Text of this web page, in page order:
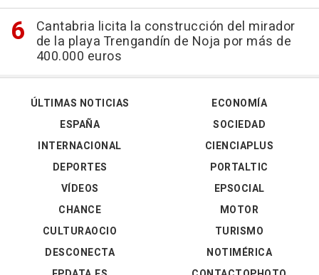
Cantabria licita la construcción del mirador
de la playa Trengandín de Noja por más de
400.000 euros
ÚLTIMAS NOTICIAS
ESPAÑA
INTERNACIONAL
DEPORTES
VÍDEOS
ECONOMÍA
SOCIEDAD
CIENCIAPLUS
PORTALTIC
EPSOCIAL
CHANCE
CULTURAOCIO
DESCONECTA
MOTOR
TURISMO
NOTIMÉRICA